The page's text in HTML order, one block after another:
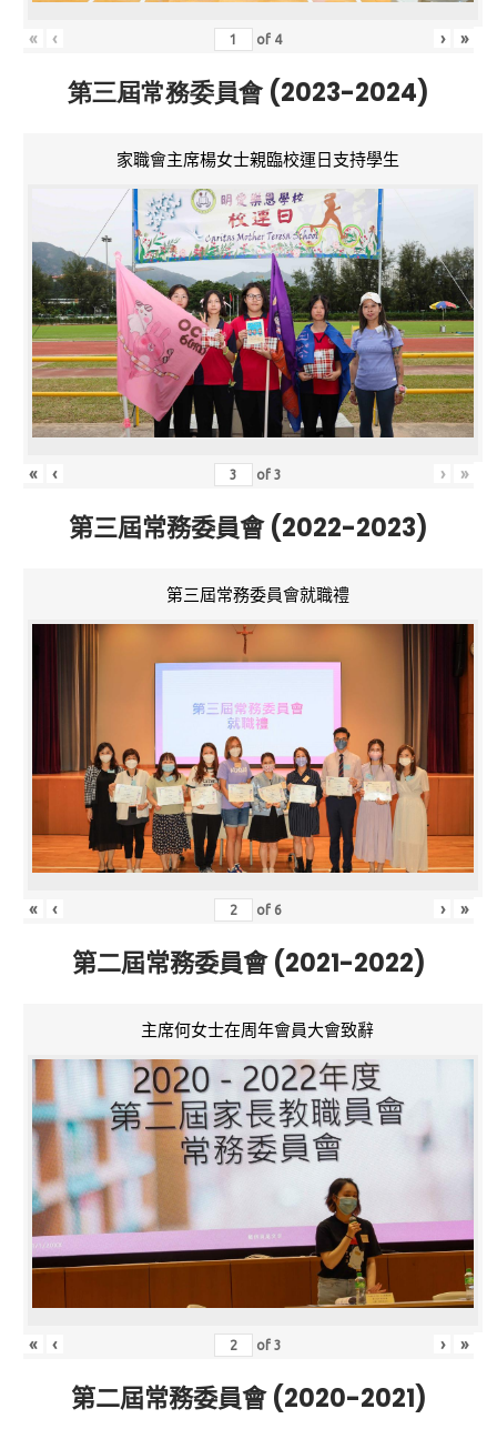
« ‹ of 4 › »
第三屆常務委員會 (2023-2024)
家職會主席楊女士親臨校運日支持學生
« ‹ of3 › »
第三屆常務委員會 (2022-2023)
第三屆常務委員會就職禮
« ‹ of 6 › »
第二屆常務委員會 (2021-2022)
主席何女士在周年會員大會致辭
« ‹ of3 › »
第二屆常務委員會 (2020-2021)